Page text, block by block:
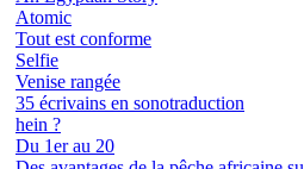
Atomic
Tout est conforme
Selfie
Venise rangée
35 écrivains en sonotraduction
hein ?
Du 1er au 20